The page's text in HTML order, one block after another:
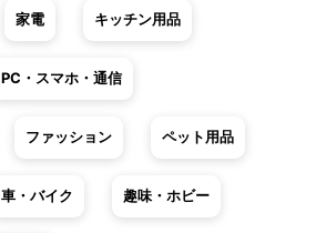
家電 キッチン用品
PC・スマホ・通信
ファッション ペット用品
車・バイク 趣味・ホビー